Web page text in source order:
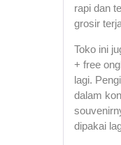
rapi dan
grosir
Toko ini
+ free
lagi.
dalam
dipakai